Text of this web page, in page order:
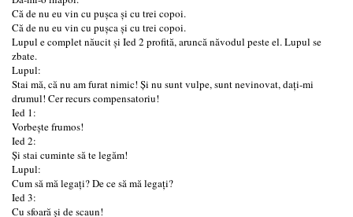
Că de nu eu vin cu pușca și cu trei copoi.
Că de nu eu vin cu pușca și cu trei copoi.
Lupul e complet năucit și Ied 2 profită, aruncă năvodul peste el. Lupul se
zbate.
Lupul:
Stai mă, că nu am furat nimic! Și nu sunt vulpe, sunt nevinovat, dați-mi
drumul! Cer recurs compensatoriu!
Ied 1:
Vorbește frumos!
Ied 2:
Și stai cuminte să te legăm!
Lupul:
Cum să mă legați? De ce să mă legați?
Ied 3:
Cu sfoară și de scaun!